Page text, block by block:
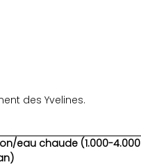
des Yvelines.
eau chaude (1.000-4.000